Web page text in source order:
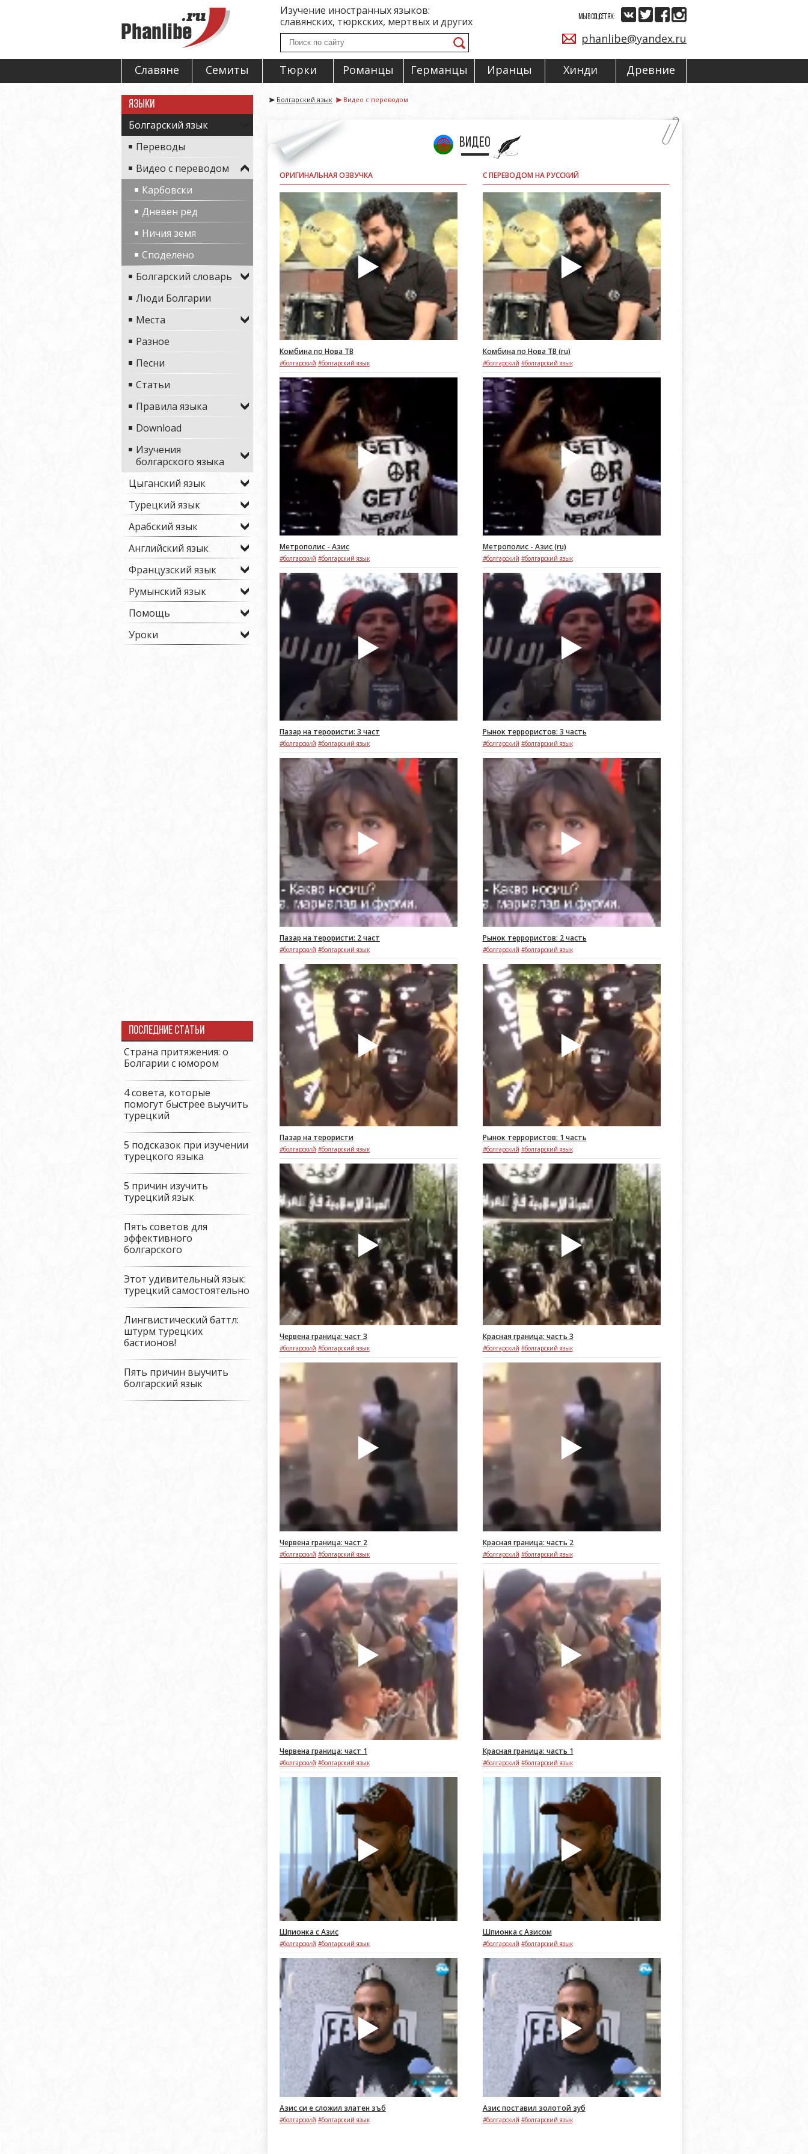
Изучение иностранных языков:
славянских, тюркских, мертвых и других
МЫ В СОЦСЕТЯХ:
phanlibe@yandex.ru
Славяне Семиты Тюрки Романцы Германцы Иранцы Хинди Древние
Языки
Болгарский язык
Переводы
Видео с переводом
Карбовски
Дневен ред
Ничия земя
Споделено
Болгарский словарь
Люди Болгарии
Места
Разное
Песни
Статьи
Правила языка
Download
Изучения
болгарского языка
Цыганский язык
Турецкий язык
Арабский язык
Английский язык
Французский язык
Румынский язык
Помощь
Уроки
Последние статьи
Страна притяжения: о
Болгарии с юмором
4 совета, которые
помогут быстрее выучить
турецкий
5 подсказок при изучении
турецкого языка
5 причин изучить
турецкий язык
Пять советов для
эффективного
болгарского
Этот удивительный язык:
турецкий самостоятельно
Лингвистический баттл:
штурм турецких
бастионов!
Пять причин выучить
болгарский язык
Болгарский язык Видео с переводом
Видео
ОРИГИНАЛЬНАЯ ОЗВУЧКА
Комбина по Нова ТВ
#болгарский #болгарский язык
Метрополис - Азис
#болгарский #болгарский язык
Пазар на терористи: 3 част
#болгарский #болгарский язык
Пазар на терористи: 2 част
#болгарский #болгарский язык
Пазар на терористи
#болгарский #болгарский язык
Червена граница: част 3
#болгарский #болгарский язык
Червена граница: част 2
#болгарский #болгарский язык
Червена граница: част 1
#болгарский #болгарский язык
Шпионка с Азис
#болгарский #болгарский язык
Азис си е сложил златен зъб
#болгарский #болгарский язык
С ПЕРЕВОДОМ НА РУССКИЙ
Комбина по Нова ТВ (ru)
#болгарский #болгарский язык
Метрополис - Азис (ru)
#болгарский #болгарский язык
Рынок террористов: 3 часть
#болгарский #болгарский язык
Рынок террористов: 2 часть
#болгарский #болгарский язык
Рынок террористов: 1 часть
#болгарский #болгарский язык
Красная граница: часть 3
#болгарский #болгарский язык
Красная граница: часть 2
#болгарский #болгарский язык
Красная граница: часть 1
#болгарский #болгарский язык
Шпионка с Азисом
#болгарский #болгарский язык
Азис поставил золотой зуб
#болгарский #болгарский язык